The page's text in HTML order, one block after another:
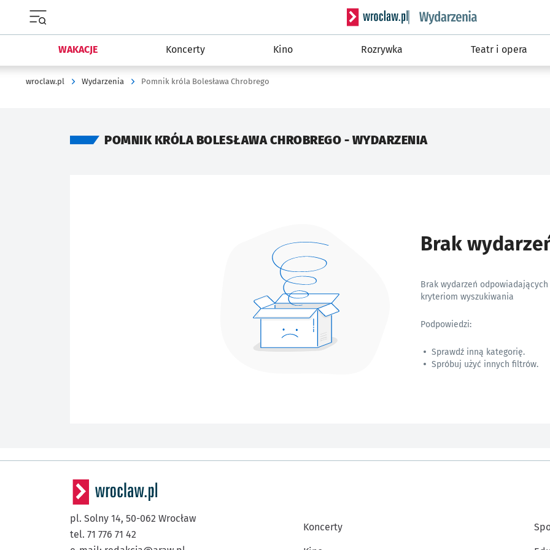
Serwis informacyjny wroclaw.pl podserwis:
WAKACJE Koncerty Kino Rozrywka Teatr i opera
wroclaw.pl Wydarzenia Pomnik króla Bolesława Chrobrego
POMNIK KRÓLA BOLESŁAWA CHROBREGO - WYDARZENIA
Brak
Brak wydarzeń odpowiadających
kryteriom wyszukiwania
Podpowiedzi:
Sprawdź inną kategorię.
Spróbuj użyć innych filtrów.
pl. Solny 14, 50-062 Wrocław
tel. 71 776 71 42
Koncerty